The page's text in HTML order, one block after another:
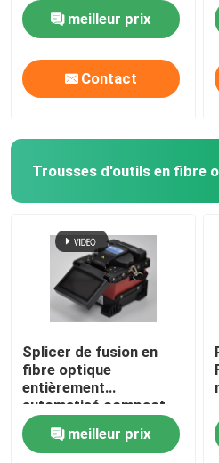
meilleur prix
Contact
Trousses d'outils en fibre
Splicer de fusion en
fibre optique
entièrement
automatisé compact
avec écran LCD couleur
meilleur prix